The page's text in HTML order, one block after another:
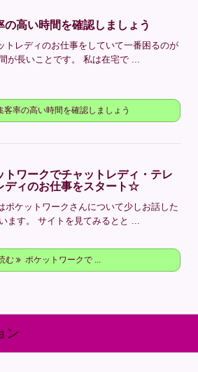
の高い時間を確認しましょう
トレディのお仕事をしていて一番困るのが
が長いことです。 私は在宅で ...
率の高い時間を確認しましょう
トワークでチャットレディ・テレ
ディのお仕事をスタート☆
ポケットワークさんについて少しお話した
ます。 サイトを見てみるとと ...
む ポケットワークで ...
ン